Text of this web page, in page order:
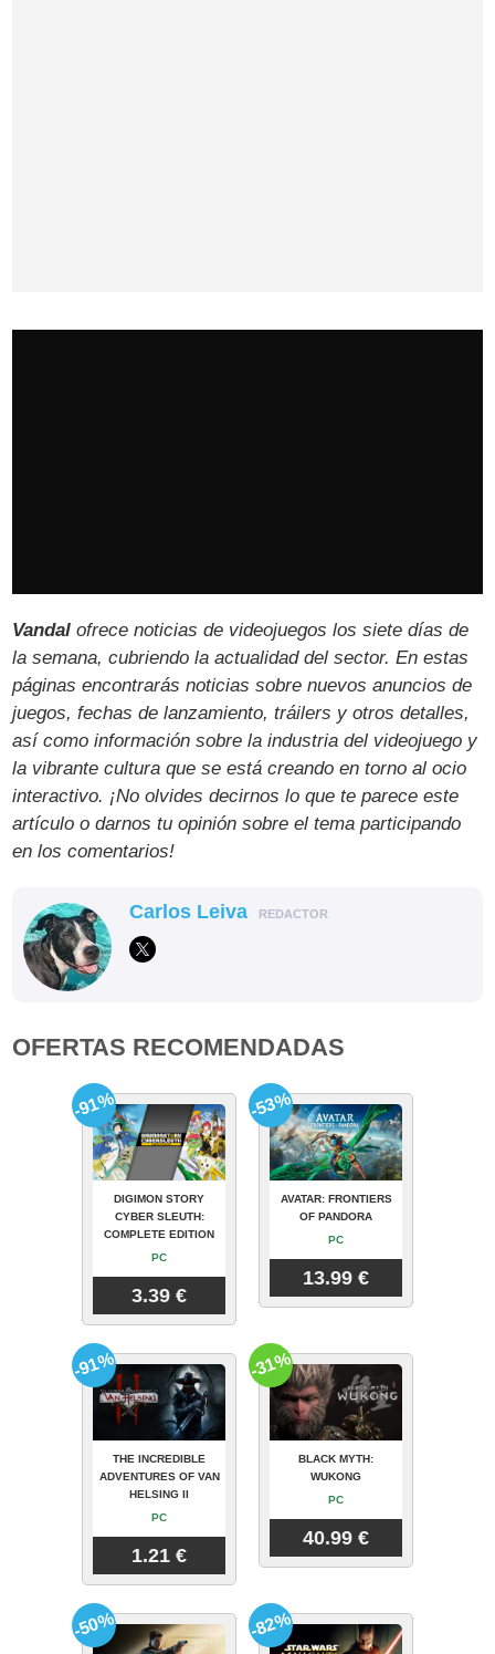
Vandal ofrece noticias de videojuegos los siete días de
la semana, cubriendo la actualidad del sector. En estas
páginas encontrarás noticias sobre nuevos anuncios de
juegos, fechas de lanzamiento, tráilers y otros detalles,
así como información sobre la industria del videojuego y
la vibrante cultura que se está creando en torno al ocio
interactivo. ¡No olvides decirnos lo que te parece este
artículo o darnos tu opinión sobre el tema participando
en los comentarios!
Carlos Leiva REDACTOR
OFERTAS RECOMENDADAS
DIGIMON STORY
CYBER SLEUTH:
COMPLETE EDITION
PC
3.39 €
-91%
AVATAR: FRONTIERS
OF PANDORA
PC
13.99 €
-53%
THE INCREDIBLE
ADVENTURES OF VAN
HELSING II
PC
1.21 €
-91%
BLACK MYTH:
WUKONG
PC
40.99 €
-31%
-50% -82%